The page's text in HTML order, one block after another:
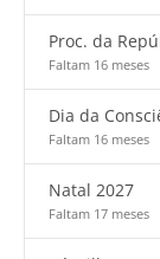
Proc. da
Faltam 16 meses
Dia da
Faltam 16 meses
Natal 2027
Faltam 17 meses